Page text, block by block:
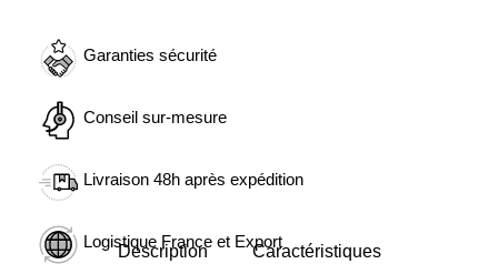
Garanties sécurité
Conseil sur-mesure
Livraison 48h après expédition
Logistique France et Export
Description Caractéristiques